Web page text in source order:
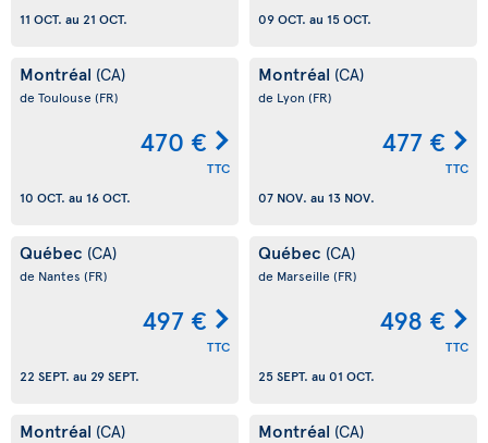
11 OCT. au 21 OCT.
09 OCT. au 15 OCT.
Montréal (CA)
de Toulouse (FR)
470 €
TTC
10 OCT. au 16 OCT.
Montréal (CA)
de Lyon (FR)
477 €
TTC
07 NOV. au 13 NOV.
Québec (CA)
de Nantes (FR)
497 €
TTC
22 SEPT. au 29 SEPT.
Québec (CA)
de Marseille (FR)
498 €
TTC
25 SEPT. au 01 OCT.
Montréal (CA) Montréal (CA)